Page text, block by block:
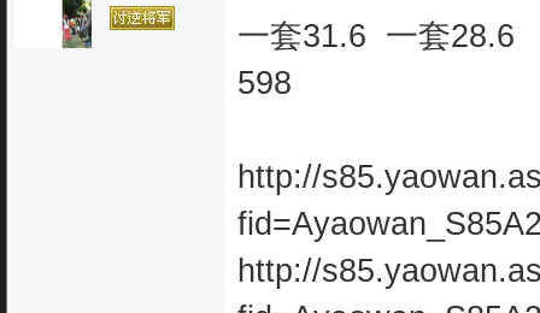
一套31.6 一套
598
http://
http://